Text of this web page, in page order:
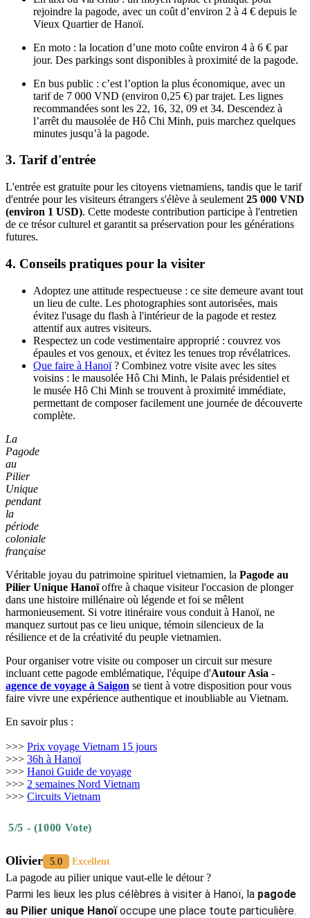
rejoindre la pagode, avec un coût d’environ 2 à 4 € depuis le
Vieux Quartier de Hanoï.
En moto : la location d’une moto coûte environ 4 à 6 € par
jour. Des parkings sont disponibles à proximité de la pagode.
En bus public : c’est l’option la plus économique, avec un
tarif de 7 000 VND (environ 0,25 €) par trajet. Les lignes
recommandées sont les 22, 16, 32, 09 et 34. Descendez à
l’arrêt du mausolée de Hô Chi Minh, puis marchez quelques
minutes jusqu’à la pagode.
3. Tarif d'entrée
L'entrée est gratuite pour les citoyens vietnamiens, tandis que le tarif
d'entrée pour les visiteurs étrangers s'élève à seulement 25 000 VND
(environ 1 USD). Cette modeste contribution participe à l'entretien
de ce trésor culturel et garantit sa préservation pour les générations
futures.
4. Conseils pratiques pour la visiter
Adoptez une attitude respectueuse : ce site demeure avant tout
un lieu de culte. Les photographies sont autorisées, mais
évitez l'usage du flash à l'intérieur de la pagode et restez
attentif aux autres visiteurs.
Respectez un code vestimentaire approprié : couvrez vos
épaules et vos genoux, et évitez les tenues trop révélatrices.
Que faire à Hanoï? Combinez votre visite avec les sites
voisins : le mausolée Hô Chi Minh, le Palais présidentiel et
le musée Hô Chi Minh se trouvent à proximité immédiate,
permettant de composer facilement une journée de découverte
complète.
La
Pagode
au
Pilier
Unique
pendant
la
période
coloniale
française
Véritable joyau du patrimoine spirituel vietnamien, la Pagode au
Pilier Unique Hanoïoffre à chaque visiteur l'occasion de plonger
dans une histoire millénaire où légende et foi se mêlent
harmonieusement. Si votre itinéraire vous conduit à Hanoï, ne
manquez surtout pas ce lieu unique, témoin silencieux de la
résilience et de la créativité du peuple vietnamien.
Pour organiser votre visite ou composer un circuit sur mesure
incluant cette pagode emblématique, l'équipe d'Autour Asia -
agence de voyage à Saigon se tient à votre disposition pour vous
faire vivre une expérience authentique et inoubliable au Vietnam.
En savoir plus :
>>> Prix voyage Vietnam 15 jours
>>> 36h à Hanoï
>>> Hanoi Guide de voyage
>>> 2 semaines Nord Vietnam
>>> Circuits Vietnam
5/5 - (1000 Vote)
Olivier 5.0 Excellent
La pagode au pilier unique vaut-elle le détour ?
Parmi les lieux les plus célèbres à visiter à Hanoï, la pagode
au Pilier unique Hanoïoccupe une place toute particulière.